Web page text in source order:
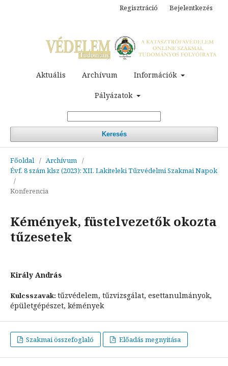
Aktuális Archívum Információk
Pályázatok
Keresés
Regisztráció Bejelentkezés
Főoldal / Archívum
/
Évf. 8 szám klsz (2023): XII. Lakiteleki Tűzvédelmi Szakmai Napok
/
Konferencia
Kémények, füstelvezetők okozta
tűzesetek
Király András
Kulcsszavak: tűzvédelem, tűzvizsgálat, esettanulmányok,
épületgépészet, kémények
Szakmai összefoglaló Előadás megnyitása